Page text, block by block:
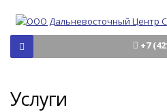
+7
Услуги